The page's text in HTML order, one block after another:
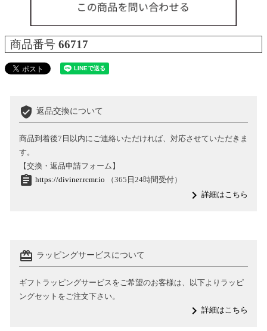
商品番号 66717
verified_user 返品交換について
商品到着後7日以内にご連絡いただければ、対応させていただきま
す。
【交換・返品申請フォーム】
assignment https://diviner.rcmr.io （365日24時間受付）
navigate_next詳細はこちら
card_giftcard ラッピングサービスについて
ギフトラッピングサービスをご希望のお客様は、以下よりラッピ
ングセットをご注文下さい。
navigate_next詳細はこちら